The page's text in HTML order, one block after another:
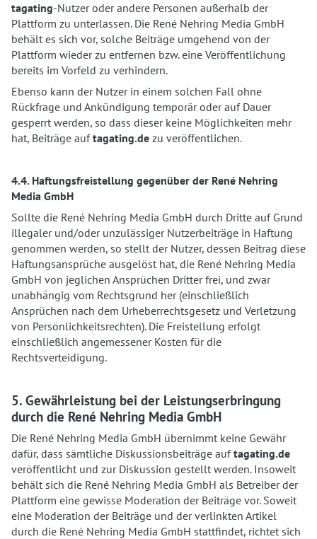
tagating-Nutzer oder andere Personen außerhalb der
Plattform zu unterlassen. Die René Nehring Media GmbH
behält es sich vor, solche Beiträge umgehend von der
Plattform wieder zu entfernen bzw. eine Veröffentlichung
bereits im Vorfeld zu verhindern.
Ebenso kann der Nutzer in einem solchen Fall ohne
Rückfrage und Ankündigung temporär oder auf Dauer
gesperrt werden, so dass dieser keine Möglichkeiten mehr
hat, Beiträge auftagating.de zu veröffentlichen.
4.4. Haftungsfreistellung gegenüber der René Nehring
Media GmbH
Sollte die René Nehring Media GmbH durch Dritte auf Grund
illegaler und/oder unzulässiger Nutzerbeiträge in Haftung
genommen werden, so stellt der Nutzer, dessen Beitrag diese
Haftungsansprüche ausgelöst hat, die René Nehring Media
GmbH von jeglichen Ansprüchen Dritter frei, und zwar
unabhängig vom Rechtsgrund her (einschließlich
Ansprüchen nach dem Urheberrechtsgesetz und Verletzung
von Persönlichkeitsrechten). Die Freistellung erfolgt
einschließlich angemessener Kosten für die
Rechtsverteidigung.
5. Gewährleistung bei der Leistungserbringung
durch die René Nehring Media GmbH
Die René Nehring Media GmbH übernimmt keine Gewähr
dafür, dass sämtliche Diskussionsbeiträge auftagating.de
veröffentlicht und zur Diskussion gestellt werden. Insoweit
behält sich die René Nehring Media GmbH als Betreiber der
Plattform eine gewisse Moderation der Beiträge vor. Soweit
eine Moderation der Beiträge und der verlinkten Artikel
durch die René Nehring Media GmbH stattfindet, richtet sich